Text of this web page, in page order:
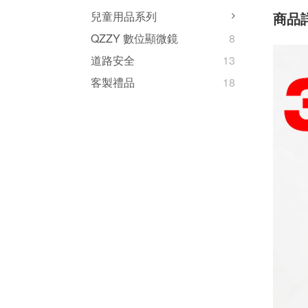
兒童用品系列
QZZY 數位顯微鏡
8
道路安全
13
客製禮品
18
商品